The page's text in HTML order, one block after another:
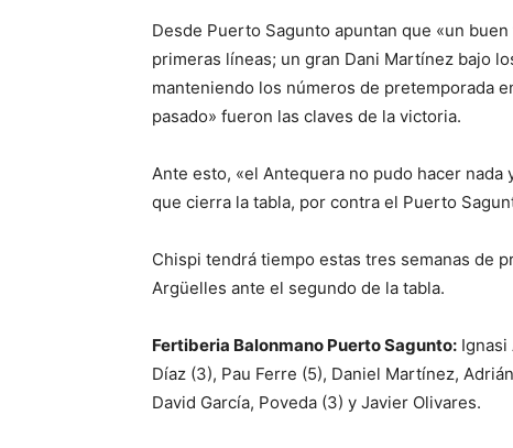
Desde Puerto Sagunto apuntan que «un
primeras líneas; un gran Dani Martínez bajo
manteniendo los números de pretemporada
pasado» fueron las claves de la victoria.
Ante esto, «el Antequera no pudo hacer
que cierra la tabla, por contra el Puerto
Chispi tendrá tiempo estas tres semanas de
Argüelles ante el segundo de la tabla.
Fertiberia Balonmano Puerto Sagunto: Ignasi
Díaz (3), Pau Ferre (5), Daniel Martínez,
David García, Poveda (3) y Javier Olivares.